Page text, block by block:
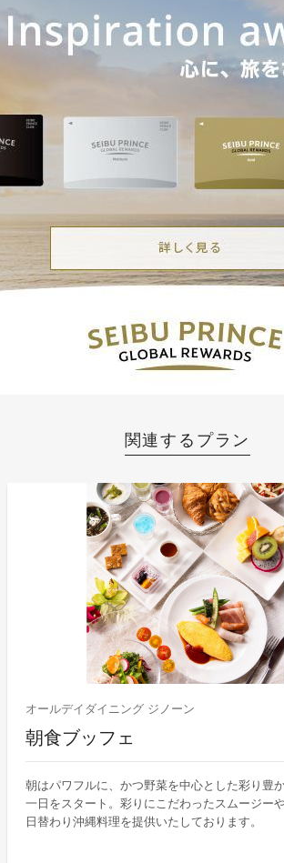
関連するプラン
オールデイダイニング ジノーン
朝食ブッフェ
朝はパワフルに、かつ野菜を中心とした彩り豊
一日をスタート。彩りにこだわったスムージーや
日替わり沖縄料理を提供いたしております。